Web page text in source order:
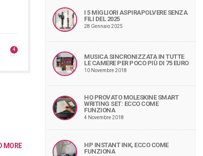
4
MORE
I 5 MIGLIORI ASPIRAPOLVERE SENZA
FILI DEL 2025
28 Gennaio 2025
MUSICA SINCRONIZZATA IN TUTTE
LE CAMERE PER POCO PIÙ DI 75 EURO
10 Novembre 2018
HO PROVATO MOLESKINE SMART
WRITING SET: ECCO COME
FUNZIONA
4 Novembre 2018
HP INSTANT INK, ECCO COME
FUNZIONA